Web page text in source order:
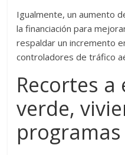
Igualmente, un aumento
la financiación para
respaldar un incremento
controladores de tráfico
Recortes a
verde,